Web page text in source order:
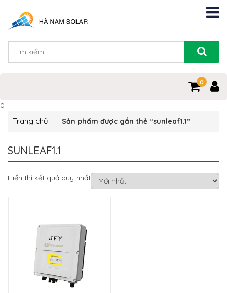
0
0
Trang chủ Sản phẩm được gắn thẻ “sunleaf1.1”
SUNLEAF1.1
Hiển thị kết quả duy nhất